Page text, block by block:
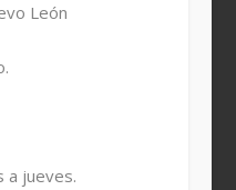
León
a jueves.